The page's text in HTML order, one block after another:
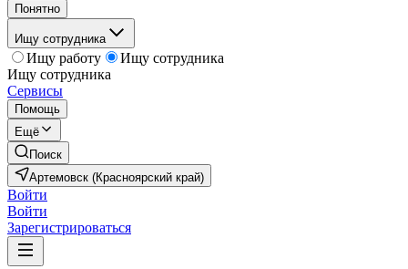
Понятно
Ищу сотрудника
Ищу работу
Ищу сотрудника
Ищу сотрудника
Сервисы
Помощь
Ещё
Поиск
Артемовск (Красноярский край)
Войти
Войти
Зарегистрироваться